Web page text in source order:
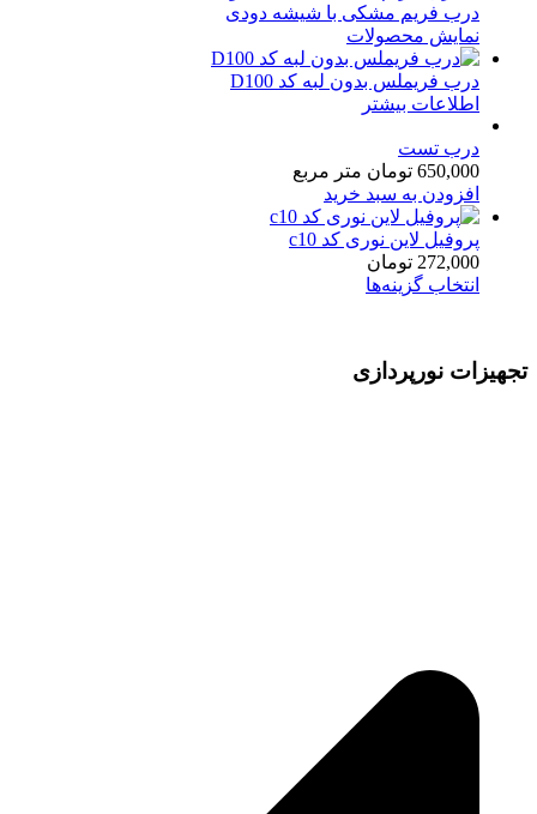
درب فریم مشکی با شیشه دودی
نمایش محصولات
درب فریملس بدون لبه کد D100
اطلاعات بیشتر
درب تست
650,000 تومان متر مربع
افزودن به سبد خرید
پروفیل لاین نوری کد c10
272,000 تومان
انتخاب گزینه‌ها
تجهیزات نورپردازی